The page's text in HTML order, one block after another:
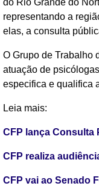
do Rio Grande do
representando a
elas, a consulta
O Grupo de Trabalho
atuação de
especifica e qualifica
Leia mais:
CFP lança Consulta
CFP realiza
CFP vai ao Senado